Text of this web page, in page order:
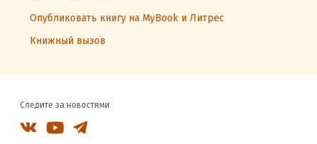
Опубликовать книгу на MyBook и Литрес
Книжный вызов
Следите за новостями